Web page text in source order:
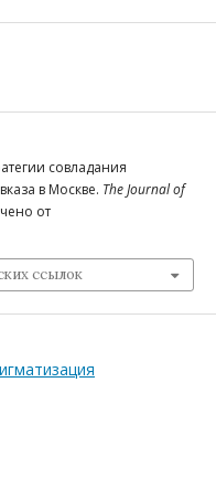
совладания
в Москве. The Journal of
от
ссылок